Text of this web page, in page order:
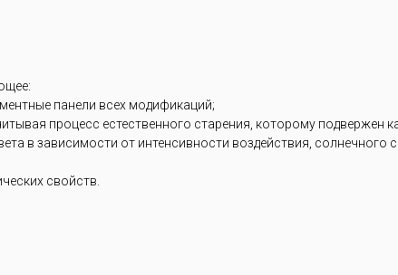
панели всех модификаций;
процесс естественного старения, которому подвержен
в зависимости от интенсивности воздействия, солнечного
свойств.